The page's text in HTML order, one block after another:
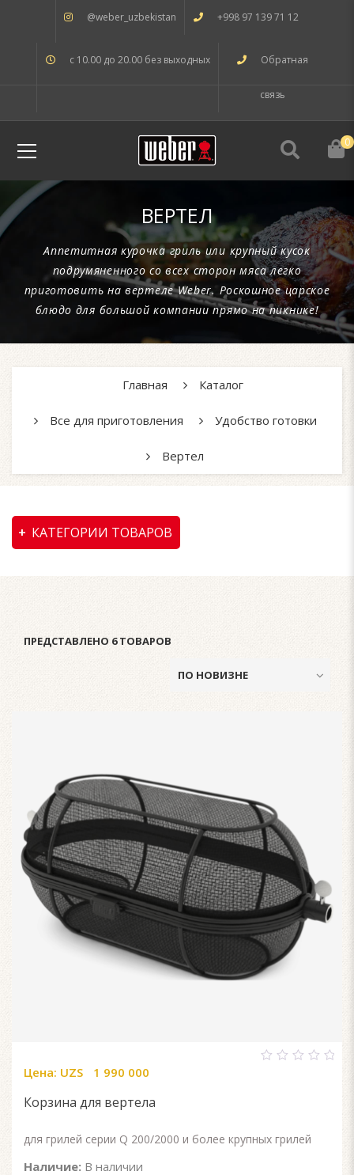
@weber_uzbekistan +998 97 139 71 12
с 10.00 до 20.00 без выходных Обратная
связь
0
ВЕРТЕЛ
Аппетитная курочка гриль или крупный кусок
подрумяненного со всех сторон мяса легко
приготовить на вертеле Weber. Роскошное царское
блюдо для большой компании прямо на пикнике!
Главная Каталог
Все для приготовления Удобство готовки
Вертел
КАТЕГОРИИ ТОВАРОВ
ПРЕДСТАВЛЕНО 6 ТОВАРОВ
Цена: UZS 1 990 000
Корзина для вертела
для грилей серии Q 200/2000 и более крупных грилей
Наличие: В наличии